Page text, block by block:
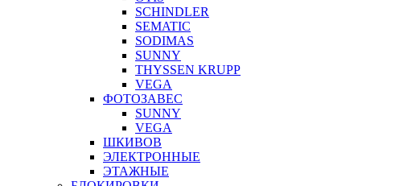
SCHINDLER
SEMATIC
SODIMAS
SUNNY
THYSSEN KRUPP
VEGA
ФОТОЗАВЕС
SUNNY
VEGA
ШКИВОВ
ЭЛЕКТРОННЫЕ
ЭТАЖНЫЕ